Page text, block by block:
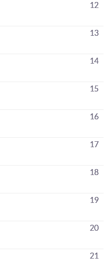
12
13
14
15
16
17
18
19
20
21